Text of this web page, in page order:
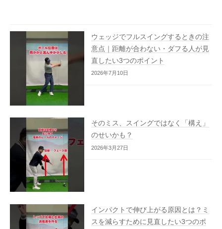
ウェッジでフルスイングするときの注
意点｜距離が合わない・ダフる人が見
直したい3つのポイント
2026年7月10日
そのミス、スイングではなく「構え」
のせいかも？
2026年3月27日
インパクトで伸び上がる原因とは？ミ
スを減らすために見直したい3つのポ